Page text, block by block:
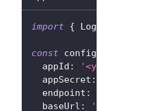
import {
const config
  appId
: '<your-
  appSecret
:
  endpoint
:
  baseUrl
: '<your-